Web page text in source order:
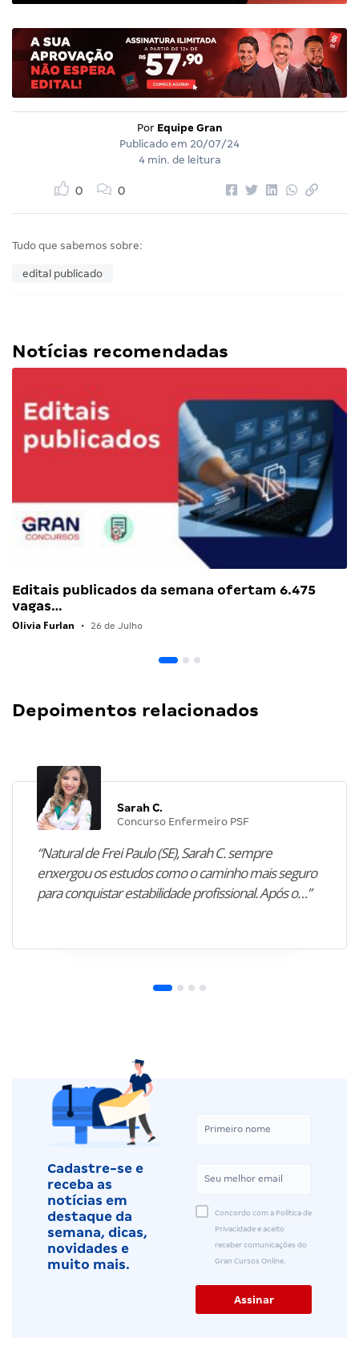
Por Equipe Gran
Publicado em 20/07/24
4 min. de leitura
0 0
Tudo que sabemos sobre:
edital publicado
Notícias recomendadas
Editais publicados da semana ofertam 6.475
vagas…
Olivia Furlan • 26 de Julho
Depoimentos relacionados
Sarah C.
Concurso Enfermeiro PSF
“Natural de Frei Paulo (SE), Sarah C. sempre
enxergou os estudos como o caminho mais seguro
para conquistar estabilidade profissional. Após o…”
Cadastre-se e
receba as
notícias em
destaque da
semana, dicas,
novidades e
muito mais.
Concordo com a Política de
Privacidade e aceito
receber comunicações do
Gran Cursos Online.